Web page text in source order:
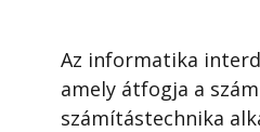
Az informatika
amely átfogja a
számítástechnika